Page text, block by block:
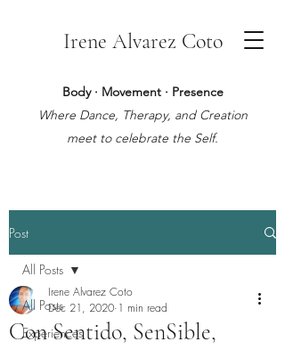
Irene Alvarez Coto
Body · Movement · Presence
Where Dance, Therapy, and Creation
meet to celebrate the Self.
Post
All Posts
Experiences
All Posts
Con Sentido, SenSible,
Irene Alvarez Coto
Dec 21, 2020 1 min read